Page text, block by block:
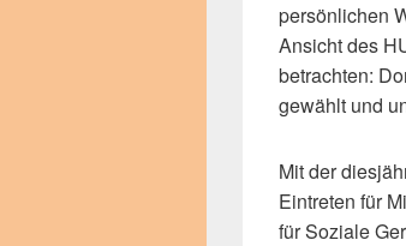
persönlichen
Ansicht des
betrachten:
gewählt und
Mit der
Eintreten für
für Soziale